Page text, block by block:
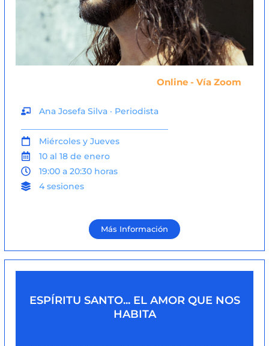
Online - Vía Zoom
Ana Josefa Silva · Periodista
Miércoles y Jueves
10 al 18 de enero
19:00 a 20:30 horas
4 sesiones
Más Información
ESPÍRITU SANTO... EL AMOR QUE NOS
HABITA